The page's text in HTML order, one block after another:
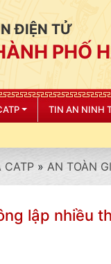
ĐIỆN TỬ
PHỐ
TIN AN NINH
CATP » AN TOÀN
lập nhiều